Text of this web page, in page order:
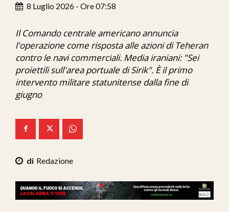
Sanità
Economia
Ita-Mondo
C7 Play
Mix Zone
8 Luglio 2026 - Ore 07:58
Il Comando centrale americano annuncia
l'operazione come risposta alle azioni di Teheran
contro le navi commerciali. Media iraniani: "Sei
proiettili sull'area portuale di Sirik". È il primo
intervento militare statunitense dalla fine di
giugno
Redazione